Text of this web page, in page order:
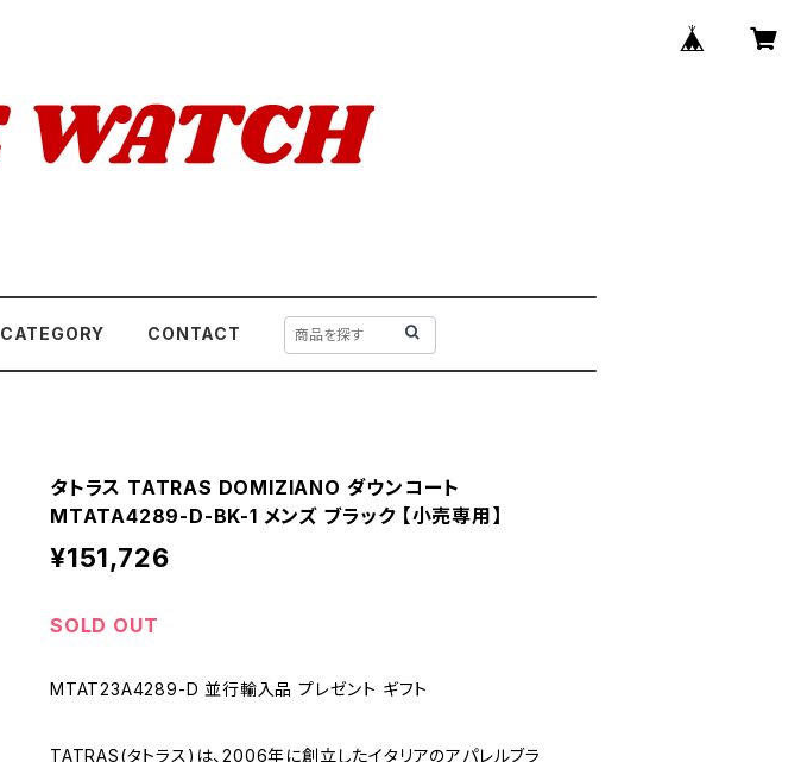
CATEGORY CONTACT
タトラス TATRAS DOMIZIANO ダウンコート
MTATA4289-D-BK-1 メンズ ブラック 【小売専用】
¥151,726
SOLD OUT
MTAT23A4289-D 並行輸入品 プレゼント ギフト
TATRAS(タトラス)は、2006年に創立したイタリアのアパレルブラ